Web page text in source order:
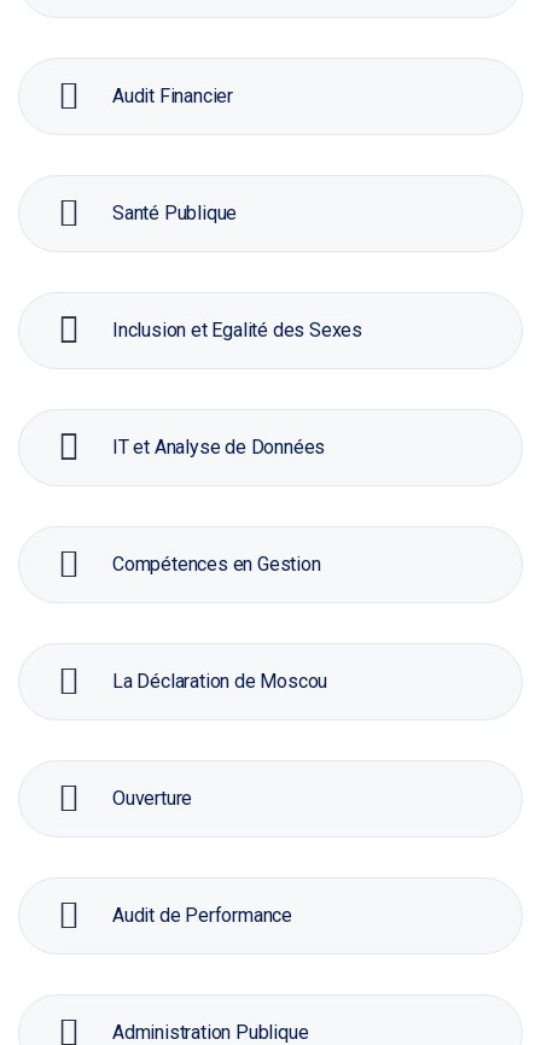
Audit Financier
Santé Publique
Inclusion et Egalité des Sexes
IT et Analyse de Données
Compétences en Gestion
La Déclaration de Moscou
Ouverture
Audit de Performance
Administration Publique